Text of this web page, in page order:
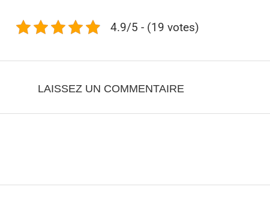
4.9/5 - (19 votes)
LAISSEZ UN COMMENTAIRE